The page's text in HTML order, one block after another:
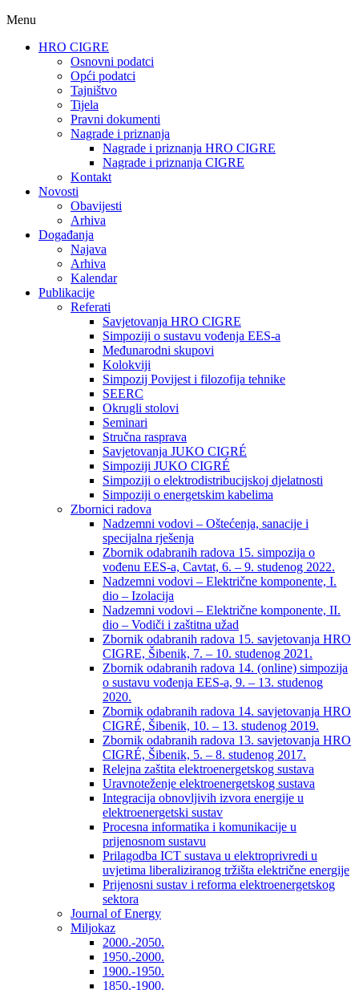
Menu
HRO CIGRE
Osnovni podatci​
Opći podatci
Tajništvo
Tijela
Pravni dokumenti
Nagrade i priznanja
Nagrade i priznanja HRO CIGRE
Nagrade i priznanja CIGRE
Kontakt
Novosti
Obavijesti
Arhiva
Događanja
Najava
Arhiva
Kalendar
Publikacije
Referati
Savjetovanja HRO CIGRE
Simpoziji o sustavu vođenja EES-a
Međunarodni skupovi
Kolokviji​
Simpozij Povijest i filozofija tehnike
SEERC
Okrugli stolovi
Seminari​
Stručna rasprava​
Savjetovanja JUKO CIGRÉ
Simpoziji JUKO CIGRÉ
Simpoziji o elektrodistribucijskoj djelatnosti
Simpoziji o energetskim kabelima
Zbornici radova
Nadzemni vodovi – Oštećenja, sanacije i
specijalna rješenja
Zbornik odabranih radova 15. simpozija o
vođenu EES-a, Cavtat, 6. – 9. studenog 2022.
Nadzemni vodovi – Električne komponente, I.
dio – Izolacija
Nadzemni vodovi – Električne komponente, II.
dio – Vodiči i zaštitna užad
Zbornik odabranih radova 15. savjetovanja HRO
CIGRE, Šibenik, 7. – 10. studenog 2021.
Zbornik odabranih radova 14. (online) simpozija
o sustavu vođenja EES-a, 9. – 13. studenog
2020.
Zbornik odabranih radova 14. savjetovanja HRO
CIGRÉ, Šibenik, 10. – 13. studenog 2019.
Zbornik odabranih radova 13. savjetovanja HRO
CIGRÉ, Šibenik, 5. – 8. studenog 2017.
Relejna zaštita elektroenergetskog sustava
Uravnoteženje elektroenergetskog sustava
Integracija obnovljivih izvora energije u
elektroenergetski sustav
Procesna informatika i komunikacije u
prijenosnom sustavu
Prilagodba ICT sustava u elektroprivredi u
uvjetima liberaliziranog tržišta električne energije
Prijenosni sustav i reforma elektroenergetskog
sektora
Journal of Energy
Miljokaz
2000.-2050.
1950.-2000.
1900.-1950.
1850.-1900.